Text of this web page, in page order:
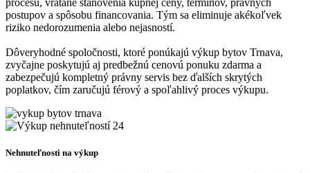
procesu, vrátane stanovenia kúpnej ceny, termínov, právnych
postupov a spôsobu financovania. Tým sa eliminuje akékoľvek
riziko nedorozumenia alebo nejasností.
Dôveryhodné spoločnosti, ktoré ponúkajú výkup bytov Trnava,
zvyčajne poskytujú aj predbežnú cenovú ponuku zdarma a
zabezpečujú kompletný právny servis bez ďalších skrytých
poplatkov, čím zaručujú férový a spoľahlivý proces výkupu.
Nehnuteľnosti na výkup